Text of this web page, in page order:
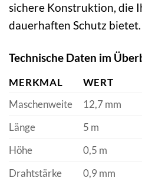
sichere Konstruktion, die
dauerhaften Schutz bietet.
Technische Daten im
MERKMAL
WERT
Maschenweite
12,7 mm
Länge
5 m
Höhe
0,5 m
Drahtstärke
0,9 mm